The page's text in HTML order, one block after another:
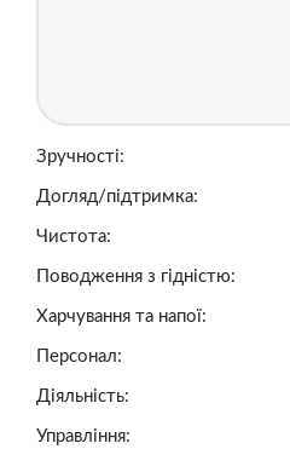
Зручності:
Догляд/підтримка:
Чистота:
Поводження з гідністю:
Харчування та напої:
Персонал:
Діяльність:
Управління: